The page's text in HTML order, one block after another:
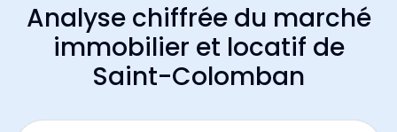
Analyse chiffrée du marché
immobilier et locatif de
Saint-Colomban